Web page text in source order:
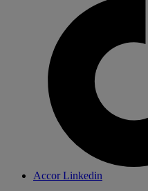
Accor Linkedin